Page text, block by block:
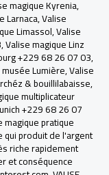
magique Kyrenia,
Larnaca,Valise
Limassol,Valise
,Valise magique Linz
+229 68 26 07 03,
Lumière,Valise
& bouillilabaisse,
multiplicateur
+229 68 26 07
magique pratique
qui produit de l'argent
riche rapidement
et conséquence